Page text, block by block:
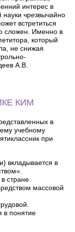
интерес в
науки чрезвычайно
встретиться
сложен. Именно в
который
не снижая
А.В.
КИМ
в
учебному
при
вкладывается в
стране.
массовой
в понятие